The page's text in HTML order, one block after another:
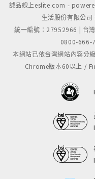
誠品線上eslite.com -
生活股份有限公
統一編號：27952966 | 台
0800-666-
本網站已依台灣網站內容分
Chrome版本60以上 /